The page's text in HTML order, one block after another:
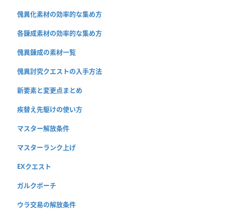
傀異化素材の効率的な集め方
各錬成素材の効率的な集め方
傀異錬成の素材一覧
傀異討究クエストの入手方法
新要素と変更点まとめ
疾替え先駆けの使い方
マスター解放条件
マスターランク上げ
EXクエスト
ガルクポーチ
ウラ交易の解放条件